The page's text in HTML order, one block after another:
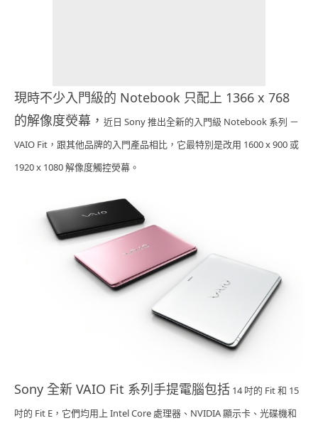
現時不少入門級的 Notebook 只配上 1366 x 768
的解像度熒幕， 近日 Sony 推出全新的入門級 Notebook 系列 －
VAIO Fit，跟其他品牌的入門產品相比，它最特別是改用 1600 x 900 或
1920 x 1080 解像度觸控熒幕。
Sony 全新 VAIO Fit 系列手提電腦包括 14 吋的 Fit 和 15
吋的 Fit E，它們均用上 Intel Core 處理器、NVIDIA 顯示卡、光碟機和